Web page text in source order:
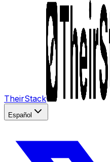
TheirStack
Español